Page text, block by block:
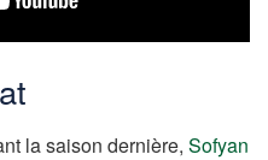
la saison dernière, Sofyan